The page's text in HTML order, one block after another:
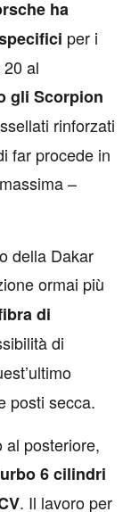
ha
per i
al
gli Scorpion
rinforzati
far procede in
–
della Dakar
ormai più
di
di
posti secca.
al posteriore,
6 cilindri
. Il lavoro per